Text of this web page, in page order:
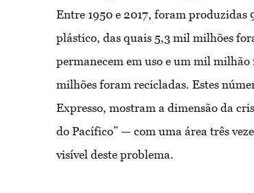
Entre 1950 e 2017, foram produzidas
plástico, das quais 5,3 mil milhões
permanecem em uso e um mil
milhões foram recicladas. Estes
Expresso, mostram a dimensão da
do Pacífico” — com uma área três
visível deste problema.